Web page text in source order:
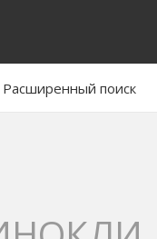
Расширенный поиск